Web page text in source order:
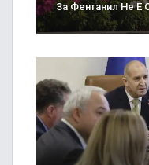
За Фентанил Не Е